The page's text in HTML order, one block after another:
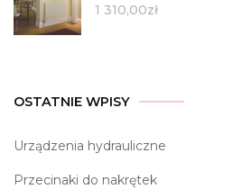
1 310,00zł
OSTATNIE WPISY
Urządzenia hydrauliczne
Przecinaki do nakrętek